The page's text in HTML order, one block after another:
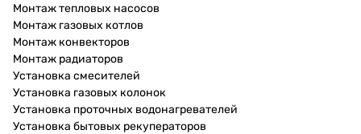
Монтаж тепловых насосов
Монтаж газовых котлов
Монтаж конвекторов
Монтаж радиаторов
Установка смесителей
Установка газовых колонок
Установка проточных водонагревателей
Установка бытовых рекуператоров